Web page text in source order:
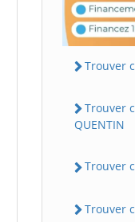
Trouver
Trouver
QUENTIN
Trouver
Trouver